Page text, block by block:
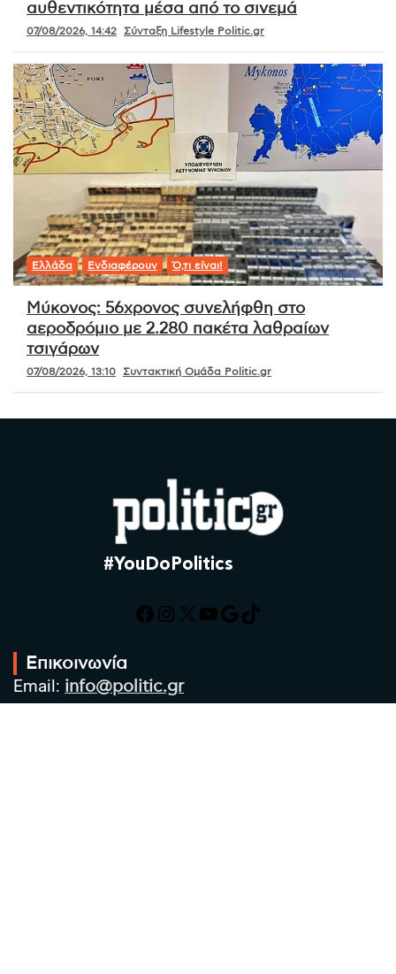
αυθεντικότητα μέσα από το σινεμά
07/08/2026, 14:42 Σύνταξη Lifestyle Politic.gr
Ελλάδα Ενδιαφέρουν Ό,τι είναι!
Μύκονος: 56χρονος συνελήφθη στο
αεροδρόμιο με 2.280 πακέτα λαθραίων
τσιγάρων
07/08/2026, 13:10 Συντακτική Ομάδα Politic.gr
#YouDoPolitics
Facebook
Instagram
X YouTube
Google
TikTok
Επικοινωνία
Email: info@politic.gr
Τηλ: